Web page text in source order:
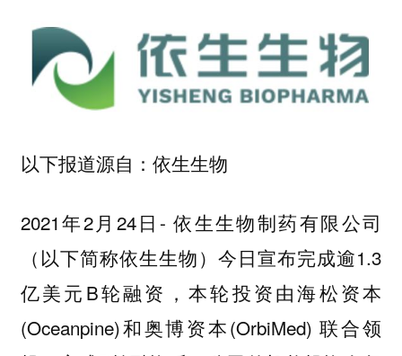
以下报道源自：依生生物
2021年2月24日- 依生生物制药有限公司
（以下简称依生生物）今日宣布完成逾1.3
亿美元B轮融资，本轮投资由海松资本
(Oceanpine)和奥博资本(OrbiMed) 联合领